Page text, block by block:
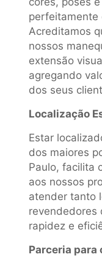
perfeitamente
Acreditamos
nossos
extensão
agregando
dos seus
Localização
Estar
dos maiores
Paulo, facilita
aos nossos
atender tanto
revendedores
rapidez e
Parceria para